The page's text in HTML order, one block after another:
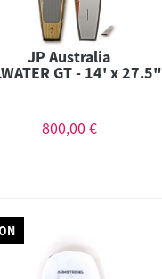
JP Australia
GT - 14' x 27.5"
800,00 €